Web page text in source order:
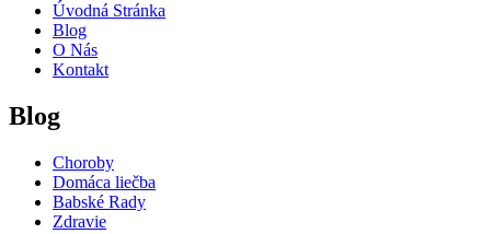
Úvodná Stránka
Blog
O Nás
Kontakt
Blog
Choroby
Domáca liečba
Babské Rady
Zdravie